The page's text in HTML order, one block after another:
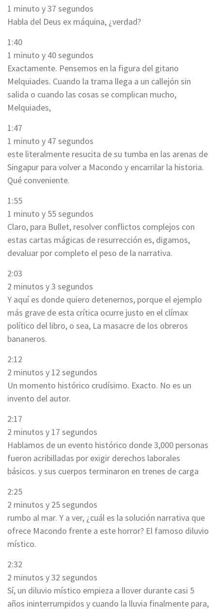
1 minuto y 37 segundos
Habla del Deus ex máquina, ¿verdad?
1:40
1 minuto y 40 segundos
Exactamente. Pensemos en la figura del gitano
Melquiades. Cuando la trama llega a un callejón sin
salida o cuando las cosas se complican mucho,
Melquiades,
1:47
1 minuto y 47 segundos
este literalmente resucita de su tumba en las arenas de
Singapur para volver a Macondo y encarrilar la historia.
Qué conveniente.
1:55
1 minuto y 55 segundos
Claro, para Bullet, resolver conflictos complejos con
estas cartas mágicas de resurrección es, digamos,
devaluar por completo el peso de la narrativa.
2:03
2 minutos y 3 segundos
Y aquí es donde quiero detenernos, porque el ejemplo
más grave de esta crítica ocurre justo en el clímax
político del libro, o sea, La masacre de los obreros
bananeros.
2:12
2 minutos y 12 segundos
Un momento histórico crudísimo. Exacto. No es un
invento del autor.
2:17
2 minutos y 17 segundos
Hablamos de un evento histórico donde 3,000 personas
fueron acribilladas por exigir derechos laborales
básicos. y sus cuerpos terminaron en trenes de carga
2:25
2 minutos y 25 segundos
rumbo al mar. Y a ver, ¿cuál es la solución narrativa que
ofrece Macondo frente a este horror? El famoso diluvio
místico.
2:32
2 minutos y 32 segundos
Sí, un diluvio místico empieza a llover durante casi 5
años ininterrumpidos y cuando la lluvia finalmente para,